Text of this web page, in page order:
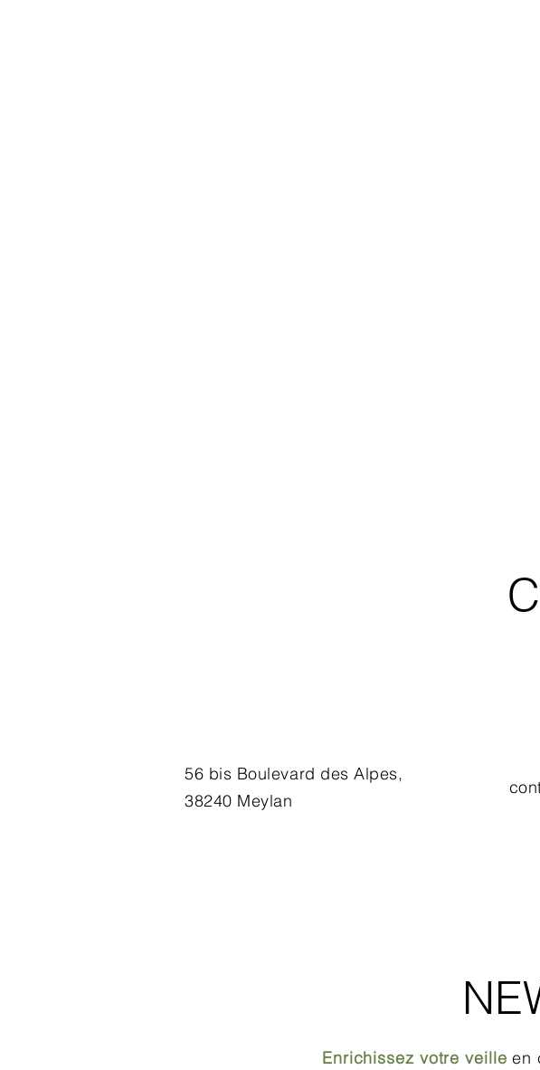
56 bis Boulevard des Alpes,
38240 Meylan
Enrichissez votre veille en